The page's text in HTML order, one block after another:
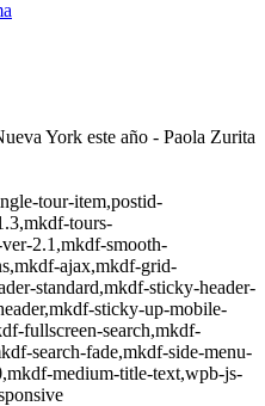
York este año - Paola Zurita
tour-item,postid-
tours-
2.1,mkdf-smooth-
ajax,mkdf-grid-
standard,mkdf-sticky-header-
sticky-up-mobile-
fullscreen-search,mkdf-
search-fade,mkdf-side-menu-
medium-title-text,wpb-js-